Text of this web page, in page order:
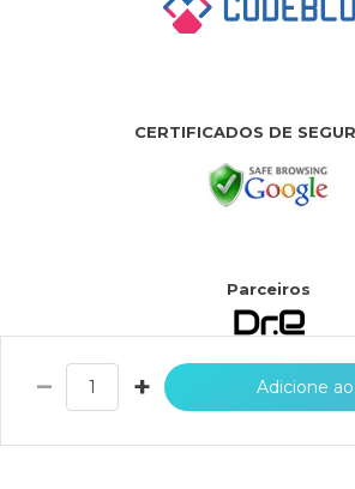
− + Adicione
CERTIFICADOS DE
Parceiros